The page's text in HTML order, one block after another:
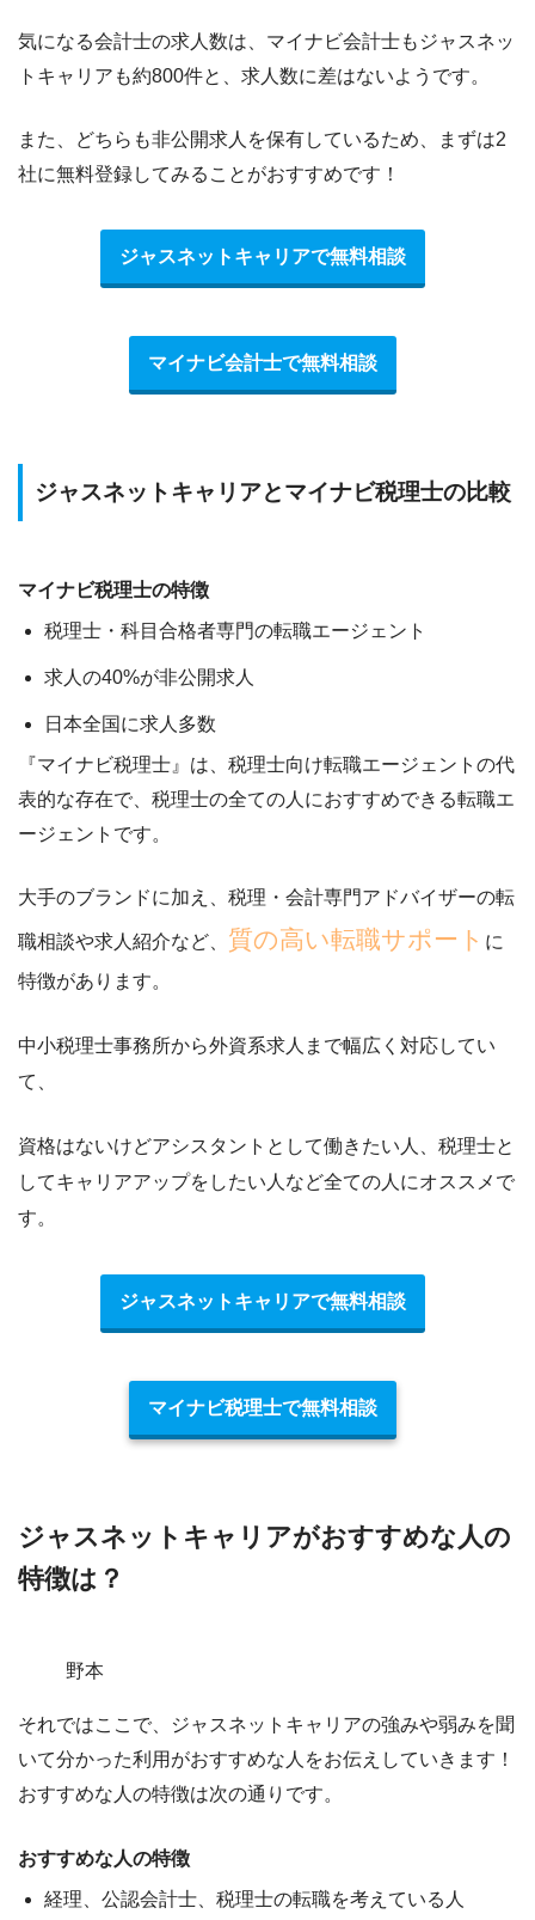
気になる会計士の求人数は、マイナビ会計士もジャスネッ
トキャリアも約800件と、求人数に差はないようです。
また、どちらも非公開求人を保有しているため、まずは2
社に無料登録してみることがおすすめです！
ジャスネットキャリアで無料相談
マイナビ会計士で無料相談
ジャスネットキャリアとマイナビ税理士の比較
マイナビ税理士の特徴
税理士・科目合格者専門の転職エージェント
求人の40%が非公開求人
日本全国に求人多数
『マイナビ税理士』は、 税理士向け転職エージェントの代
表的な存在で、税理士の全ての人におすすめできる転職エ
ージェントです。
大手のブランドに加え、税理・会計専門アドバイザーの転
職相談や求人紹介など、 質の高い転職サポート に
特徴があります。
中小税理士事務所から外資系求人まで幅広く対応してい
て、
資格はないけどアシスタントとして働きたい人、税理士と
してキャリアアップをしたい人など全ての人にオススメ で
す。
ジャスネットキャリアで無料相談
マイナビ税理士で無料相談
ジャスネットキャリアがおすすめな人の
特徴は？
野本
それではここで、
ジャスネットキャリアの強みや弱みを聞
いて分かった利用がおすすめな人 をお伝えしていきます！
おすすめな人の特徴は次の通りです。
おすすめな人の特徴
経理、公認会計士、税理士の転職を考えている人